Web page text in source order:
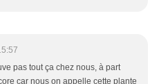
pas tout ça chez nous, à part
car nous on appelle cette plante